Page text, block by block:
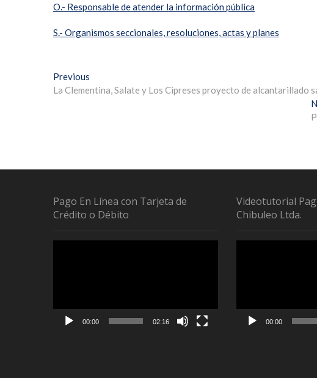
O.- Responsable de atender la información pública
S.- Organismos seccionales, resoluciones, actas y planes
Previous
La Clementina, Salate y Los Cipreses proyecto de
Pago En Línea con Tarjeta de
Crédito o Débito
00:00 02:16
Videotutorial
Chibuleo Ltda.
00:00